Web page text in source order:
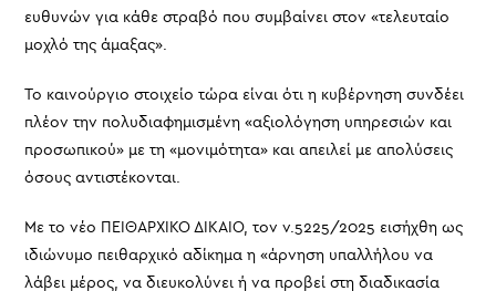
ευθυνών για κάθε στραβό που συμβαίνει στον «τελευταίο
μοχλό της άμαξας».
Το καινούργιο στοιχείο τώρα είναι ότι η κυβέρνηση συνδέει
πλέον την πολυδιαφημισμένη «αξιολόγηση υπηρεσιών και
προσωπικού» με τη «μονιμότητα» και απειλεί με απολύσεις
όσους αντιστέκονται.
Με το νέο ΠΕΙΘΑΡΧΙΚΟ ΔΙΚΑΙΟ, τον ν.5225/2025 εισήχθη ως
ιδιώνυμο πειθαρχικό αδίκημα η «άρνηση υπαλλήλου να
λάβει μέρος, να διευκολύνει ή να προβεί στη διαδικασία